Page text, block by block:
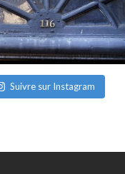
Suivre sur Instagram